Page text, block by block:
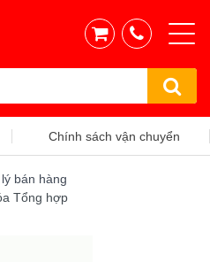
Chính sách vận chuyển
bán hàng
Tổng hợp